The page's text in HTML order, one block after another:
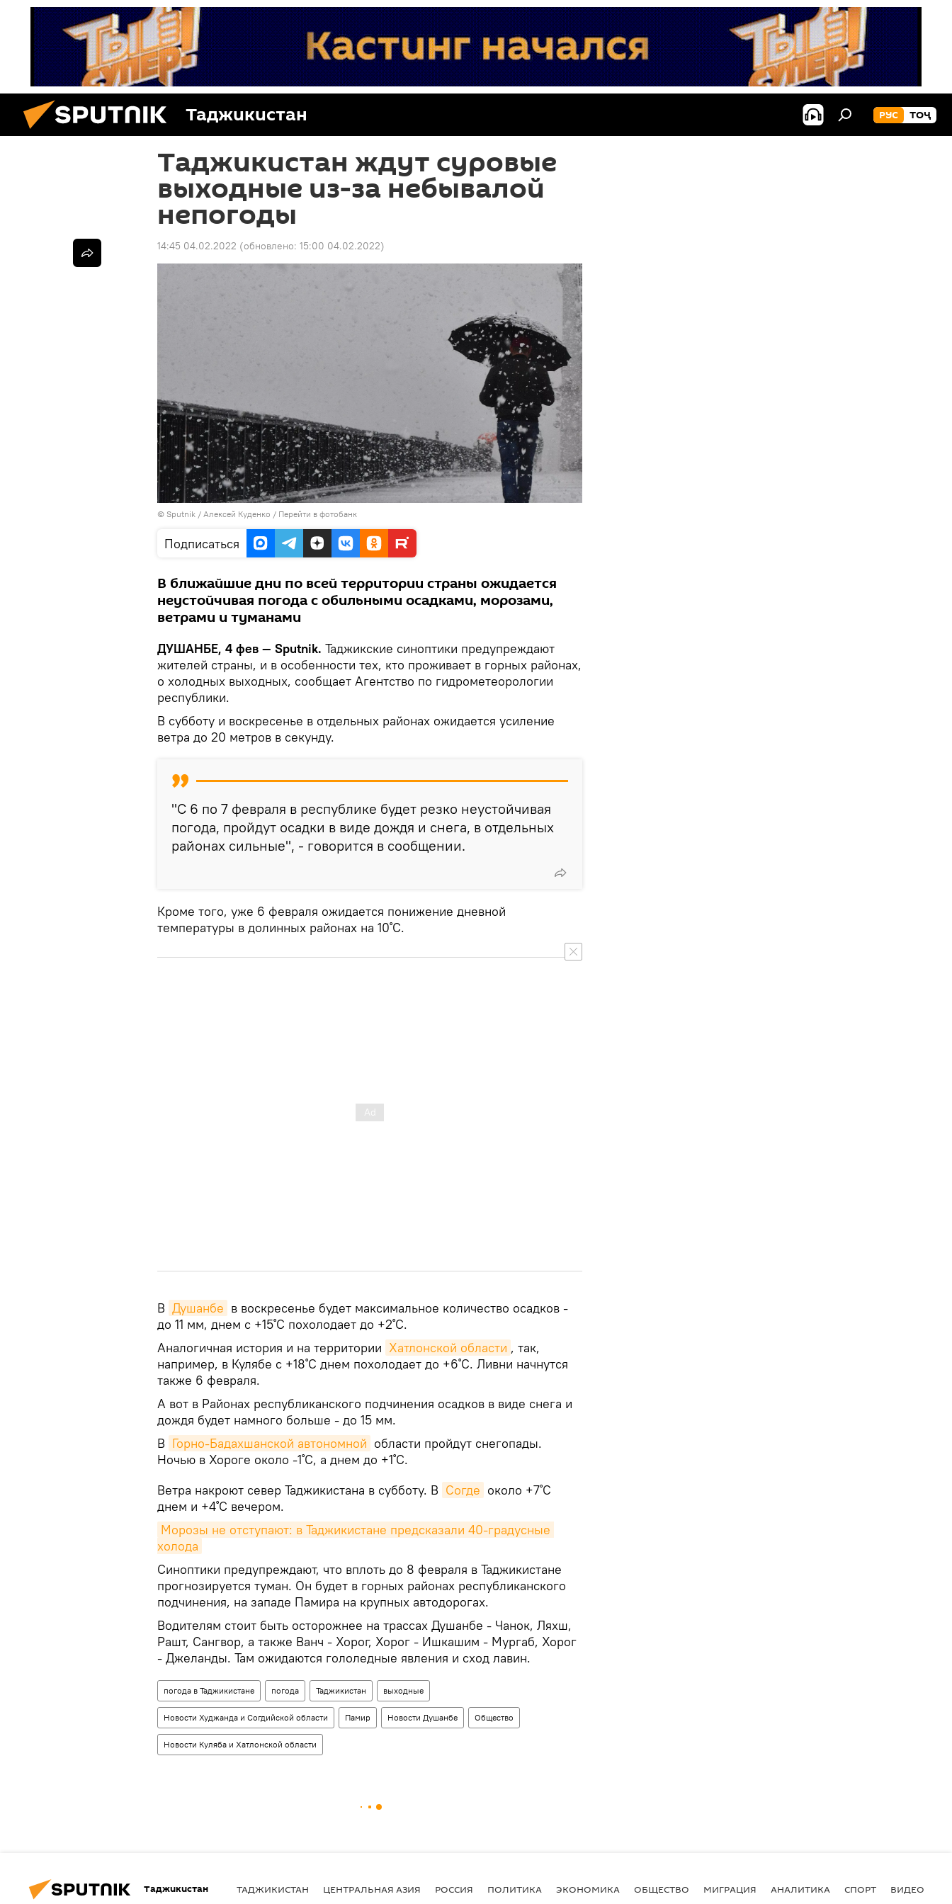
Таджикистан РУС ТОҶ
Таджикистан ждут суровые
выходные из-за небывалой
непогоды
14:45 04.02.2022 (обновлено: 15:00 04.02.2022)
© Sputnik / Алексей Куденко / Перейти в фотобанк
Подписаться
В ближайшие дни по всей территории страны ожидается
неустойчивая погода с обильными осадками, морозами,
ветрами и туманами
ДУШАНБЕ, 4 фев — Sputnik. Таджикские синоптики предупреждают
жителей страны, и в особенности тех, кто проживает в горных районах,
о холодных выходных, сообщает Агентство по гидрометеорологии
республики.
В субботу и воскресенье в отдельных районах ожидается усиление
ветра до 20 метров в секунду.
"С 6 по 7 февраля в республике будет резко неустойчивая
погода, пройдут осадки в виде дождя и снега, в отдельных
районах сильные", - говорится в сообщении.
Кроме того, уже 6 февраля ожидается понижение дневной
температуры в долинных районах на 10˚С.
В Душанбе в воскресенье будет максимальное количество осадков -
до 11 мм, днем с +15˚С похолодает до +2˚С.
Аналогичная история и на территории Хатлонской области , так,
например, в Кулябе с +18˚С днем похолодает до +6˚С. Ливни начнутся
также 6 февраля.
А вот в Районах республиканского подчинения осадков в виде снега и
дождя будет намного больше - до 15 мм.
В Горно-Бадахшанской автономной области пройдут снегопады.
Ночью в Хороге около -1˚С, а днем до +1˚С.
Ветра накроют север Таджикистана в субботу. В Согде около +7˚С
днем и +4˚С вечером.
Морозы не отступают: в Таджикистане предсказали 40-градусные
холода
Синоптики предупреждают, что вплоть до 8 февраля в Таджикистане
прогнозируется туман. Он будет в горных районах республиканского
подчинения, на западе Памира на крупных автодорогах.
Водителям стоит быть осторожнее на трассах Душанбе - Чанок, Ляхш,
Рашт, Сангвор, а также Ванч - Хорог, Хорог - Ишкашим - Мургаб, Хорог
- Джеланды. Там ожидаются гололедные явления и сход лавин.
погода в Таджикистане погода Таджикистан выходные
Новости Худжанда и Согдийской области Памир Новости Душанбе Общество
Новости Куляба и Хатлонской области
Таджикистан ТАДЖИКИСТАН ЦЕНТРАЛЬНАЯ АЗИЯ РОССИЯ ПОЛИТИКА ЭКОНОМИКА ОБЩЕСТВО МИГРАЦИЯ АНАЛИТИКА СПОРТ ВИДЕО